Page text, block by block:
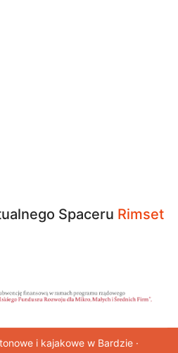
Spaceru Rimset
i kajakowe w Bardzie ·